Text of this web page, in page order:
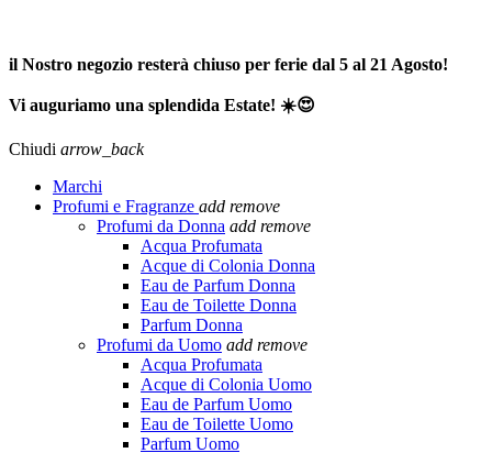
il Nostro negozio resterà chiuso per ferie dal 5 al 21 Agosto!
Vi auguriamo una splendida Estate! ☀️😍
Chiudi arrow_back
Marchi
Profumi e Fragranze add remove
Profumi da Donna add remove
Acqua Profumata
Acque di Colonia Donna
Eau de Parfum Donna
Eau de Toilette Donna
Parfum Donna
Profumi da Uomo add remove
Acqua Profumata
Acque di Colonia Uomo
Eau de Parfum Uomo
Eau de Toilette Uomo
Parfum Uomo